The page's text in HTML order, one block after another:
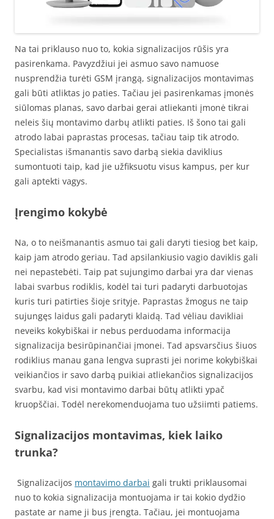
Na tai priklauso nuo to, kokia signalizacijos rūšis yra
pasirenkama. Pavyzdžiui jei asmuo savo namuose
nusprendžia turėti GSM įrangą, signalizacijos montavimas
gali būti atliktas jo paties. Tačiau jei pasirenkamas įmonės
siūlomas planas, savo darbai gerai atliekanti įmonė tikrai
neleis šių montavimo darbų atlikti paties. Iš šono tai gali
atrodo labai paprastas procesas, tačiau taip tik atrodo.
Specialistas išmanantis savo darbą siekia daviklius
sumontuoti taip, kad jie užfiksuotu visus kampus, per kur
gali aptekti vagys.
Įrengimo kokybė
Na, o to neišmanantis asmuo tai gali daryti tiesiog bet kaip,
kaip jam atrodo geriau. Tad apsilankiusio vagio daviklis gali
nei nepastebėti. Taip pat sujungimo darbai yra dar vienas
labai svarbus rodiklis, kodėl tai turi padaryti darbuotojas
kuris turi patirties šioje srityje. Paprastas žmogus ne taip
sujungęs laidus gali padaryti klaidą. Tad vėliau davikliai
neveiks kokybiškai ir nebus perduodama informacija
signalizacija besirūpinančiai įmonei. Tad apsvarsčius šiuos
rodiklius manau gana lengva suprasti jei norime kokybiškai
veikiančios ir savo darbą puikiai atliekančios signalizacijos
svarbu, kad visi montavimo darbai būtų atlikti ypač
kruopščiai. Todėl nerekomenduojama tuo užsiimti patiems.
Signalizacijos montavimas, kiek laiko
trunka?
Signalizacijos montavimo darbai gali trukti priklausomai
nuo to kokia signalizacija montuojama ir tai kokio dydžio
pastate ar name ji bus įrengta. Tačiau, jei montuojama